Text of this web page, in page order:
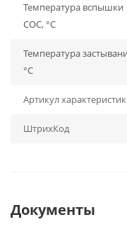
Температура вспышки
СОС, °С
Температура
°С
Артикул
ШтрихКод
Документы